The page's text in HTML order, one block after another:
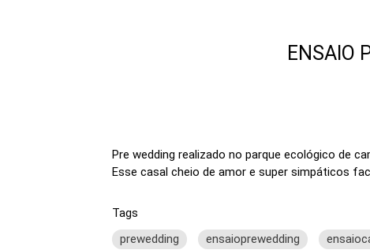
ENSAIO
Pre wedding realizado no parque ecológico de
Esse casal cheio de amor e super simpáticos
Tags
prewedding
ensaioprewedding